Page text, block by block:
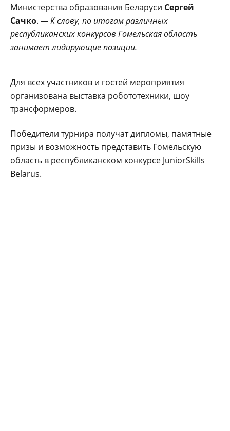
Министерства образования Беларуси Сергей
Сачко. — К слову, по итогам различных
республиканских конкурсов Гомельская область
занимает лидирующие позиции.
Для всех участников и гостей мероприятия
организована выставка робототехники, шоу
трансформеров.
Победители турнира получат дипломы, памятные
призы и возможность представить Гомельскую
область в республиканском конкурсе JuniorSkills
Belarus.